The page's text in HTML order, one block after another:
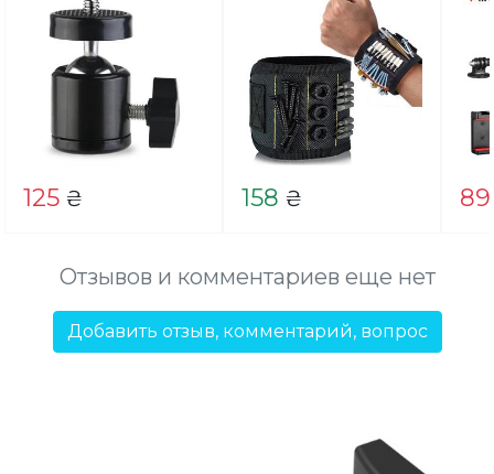
125 ₴ 158 ₴
Отзывов и комментариев еще нет
Добавить отзыв, комментарий, вопрос